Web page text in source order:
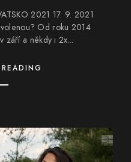
2021 17. 9. 2021
Od roku 2014
září a někdy i 2x...